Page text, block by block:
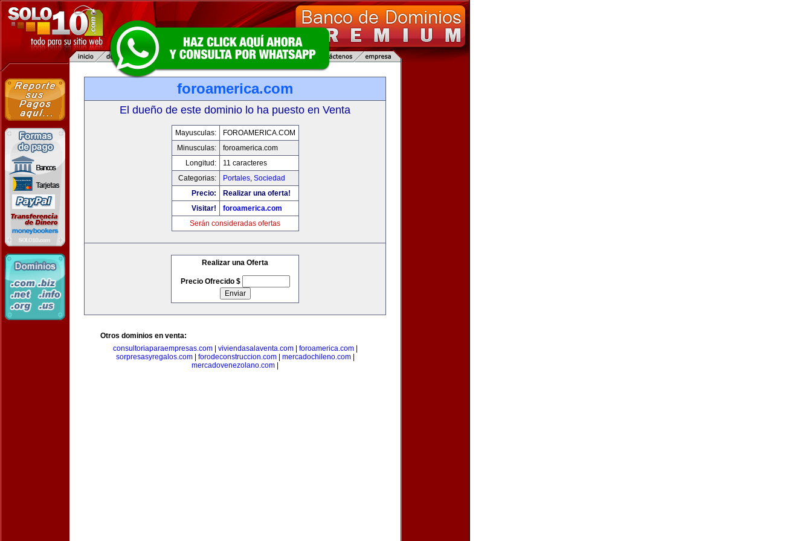
foroamerica.com
El dueño de este dominio lo ha puesto en Venta
Mayusculas:
FOROAMERICA.COM
Minusculas:
foroamerica.com
Longitud:
11 caracteres
Categorias:
Portales, Sociedad
Precio:
Realizar una oferta!
Visitar!
foroamerica.com
Serán consideradas ofertas
Realizar una Oferta
Precio Ofrecido $
Otros dominios en venta:
consultoriaparaempresas.com| viviendasalaventa.com| foroamerica.com|
sorpresasyregalos.com| forodeconstruccion.com| mercadochileno.com|
mercadovenezolano.com